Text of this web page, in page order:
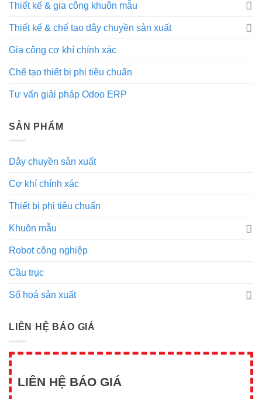
MES:
ưu
cao
quả
Thiết kế & gia công khuôn mẫu
Thiết kế & chế tạo dây chuyền sản xuất
Gia công cơ khí chính xác
Chế tạo thiết bị phi tiêu chuẩn
Tư vấn giải pháp Odoo ERP
SẢN PHẨM
Dây chuyền sản xuất
Cơ khí chính xác
Thiết bị phi tiêu chuẩn
Khuôn mẫu
Robot công nghiệp
Cầu trục
Số hoá sản xuất
LIÊN HỆ BÁO GIÁ
LIÊN HỆ BÁO GIÁ